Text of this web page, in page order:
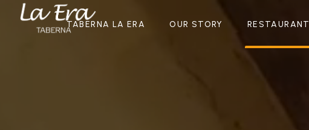
TABERNA LA ERA OUR STORY RESTAURANT